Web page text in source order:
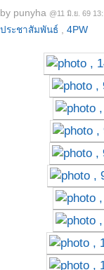
by punyha @11 มิ.ย. 69
ประชาสัมพันธ์ , 4PW